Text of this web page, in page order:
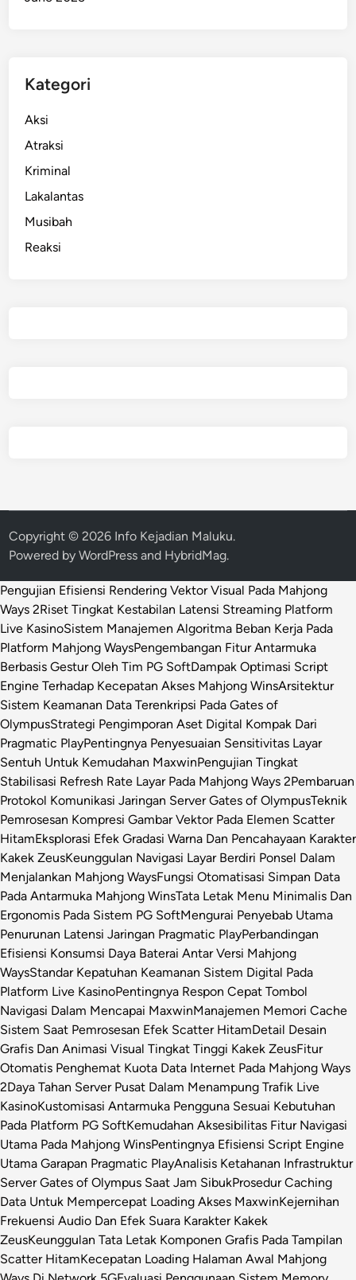
Kategori
Aksi
Atraksi
Kriminal
Lakalantas
Musibah
Reaksi
Copyright © 2026 Info Kejadian Maluku.
Powered byWordPress and HybridMag.
Pengujian Efisiensi Rendering Vektor Visual Pada Mahjong
Ways 2Riset Tingkat Kestabilan Latensi Streaming Platform
Live KasinoSistem Manajemen Algoritma Beban Kerja Pada
Platform Mahjong WaysPengembangan Fitur Antarmuka
Berbasis Gestur Oleh Tim PG SoftDampak Optimasi Script
Engine Terhadap Kecepatan Akses Mahjong WinsArsitektur
Sistem Keamanan Data Terenkripsi Pada Gates of
OlympusStrategi Pengimporan Aset Digital Kompak Dari
Pragmatic PlayPentingnya Penyesuaian Sensitivitas Layar
Sentuh Untuk Kemudahan MaxwinPengujian Tingkat
Stabilisasi Refresh Rate Layar Pada Mahjong Ways 2Pembaruan
Protokol Komunikasi Jaringan Server Gates of OlympusTeknik
Pemrosesan Kompresi Gambar Vektor Pada Elemen Scatter
HitamEksplorasi Efek Gradasi Warna Dan Pencahayaan Karakter
Kakek ZeusKeunggulan Navigasi Layar Berdiri Ponsel Dalam
Menjalankan Mahjong WaysFungsi Otomatisasi Simpan Data
Pada Antarmuka Mahjong WinsTata Letak Menu Minimalis Dan
Ergonomis Pada Sistem PG SoftMengurai Penyebab Utama
Penurunan Latensi Jaringan Pragmatic PlayPerbandingan
Efisiensi Konsumsi Daya Baterai Antar Versi Mahjong
WaysStandar Kepatuhan Keamanan Sistem Digital Pada
Platform Live KasinoPentingnya Respon Cepat Tombol
Navigasi Dalam Mencapai MaxwinManajemen Memori Cache
Sistem Saat Pemrosesan Efek Scatter HitamDetail Desain
Grafis Dan Animasi Visual Tingkat Tinggi Kakek ZeusFitur
Otomatis Penghemat Kuota Data Internet Pada Mahjong Ways
2Daya Tahan Server Pusat Dalam Menampung Trafik Live
KasinoKustomisasi Antarmuka Pengguna Sesuai Kebutuhan
Pada Platform PG SoftKemudahan Aksesibilitas Fitur Navigasi
Utama Pada Mahjong WinsPentingnya Efisiensi Script Engine
Utama Garapan Pragmatic PlayAnalisis Ketahanan Infrastruktur
Server Gates of Olympus Saat Jam SibukProsedur Caching
Data Untuk Mempercepat Loading Akses MaxwinKejernihan
Frekuensi Audio Dan Efek Suara Karakter Kakek
ZeusKeunggulan Tata Letak Komponen Grafis Pada Tampilan
Scatter HitamKecepatan Loading Halaman Awal Mahjong